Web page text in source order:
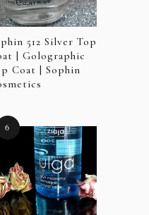
512 Silver Top
| Golographic
Coat | Sophin